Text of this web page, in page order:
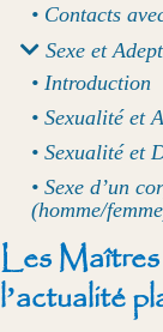
• Contacts
Sexe et
• Introduction
• Sexualité et
• Sexualité et
• Sexe d’un
(homme/
Les
l’actualité